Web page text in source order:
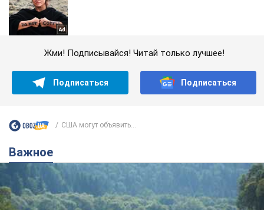
Жми! Подписывайся! Читай только лучшее!
Подписаться Подписаться
США могут объявить...
Важное